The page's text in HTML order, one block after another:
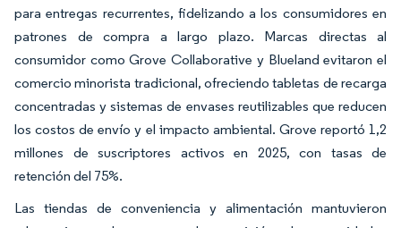
para entregas recurrentes, fidelizando a los consumidores en
patrones de compra a largo plazo. Marcas directas al
consumidor como Grove Collaborative y Blueland evitaron el
comercio minorista tradicional, ofreciendo tabletas de recarga
concentradas y sistemas de envases reutilizables que reducen
los costos de envío y el impacto ambiental. Grove reportó 1,2
millones de suscriptores activos en 2025, con tasas de
retención del 75%.
Las tiendas de conveniencia y alimentación mantuvieron